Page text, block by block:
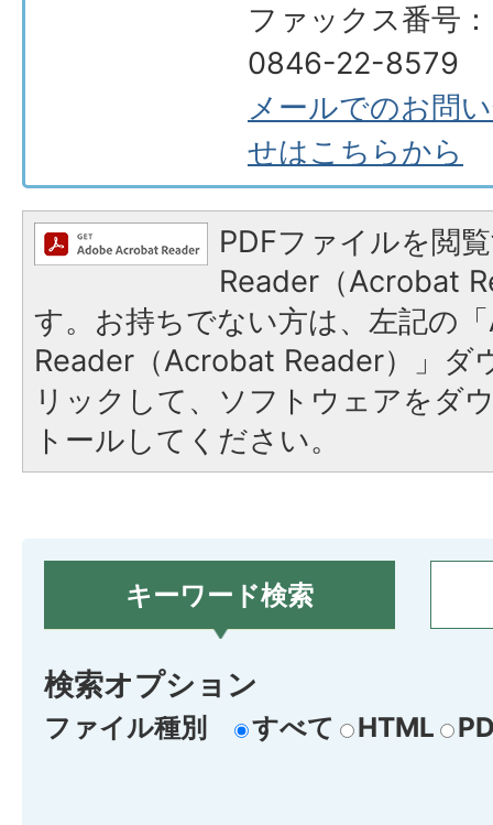
ファックス番号：
0846-22-8579
メールでのお問
せはこちらから
PDFファイルを閲
Reader（Acrobat
す。お持ちでない方は、左記の
Reader（Acrobat Reader）」ダ
リックして、ソフトウェアをダ
トールしてください。
キーワード検索
検索オプション
ファイル種別 すべて HTML